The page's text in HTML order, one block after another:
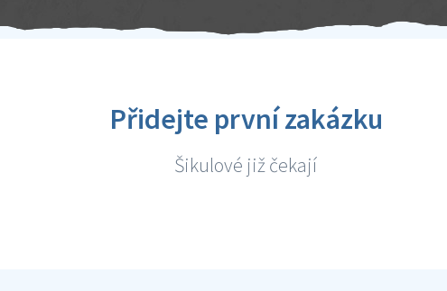
Přidejte první zakázku
Šikulové již čekají